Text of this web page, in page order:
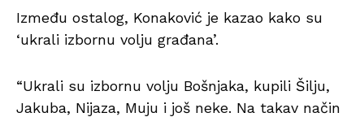
Između ostalog, Konaković je kazao kako su
‘ukrali izbornu volju građana’.
“Ukrali su izbornu volju Bošnjaka, kupili Šilju,
Jakuba, Nijaza, Muju i još neke. Na takav način